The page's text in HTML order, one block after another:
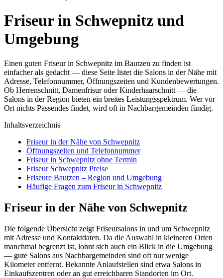
Friseur in Schwepnitz und
Umgebung
Einen guten Friseur in Schwepnitz im Bautzen zu finden ist
einfacher als gedacht — diese Seite listet die Salons in der Nähe mit
Adresse, Telefonnummer, Öffnungszeiten und Kundenbewertungen.
Ob Herrenschnitt, Damenfrisur oder Kinderhaarschnitt — die
Salons in der Region bieten ein breites Leistungsspektrum. Wer vor
Ort nichts Passendes findet, wird oft in Nachbargemeinden fündig.
Inhaltsverzeichnis
Friseur in der Nähe von Schwepnitz
Öffnungszeiten und Telefonnummer
Friseur in Schwepnitz ohne Termin
Friseur Schwepnitz Preise
Friseure Bautzen – Region und Umgebung
Häufige Fragen zum Friseur in Schwepnitz
Friseur in der Nähe von Schwepnitz
Die folgende Übersicht zeigt Friseursalons in und um Schwepnitz
mit Adresse und Kontaktdaten. Da die Auswahl in kleineren Orten
manchmal begrenzt ist, lohnt sich auch ein Blick in die Umgebung
— gute Salons aus Nachbargemeinden sind oft nur wenige
Kilometer entfernt. Bekannte Anlaufstellen sind etwa Salons in
Einkaufszentren oder an gut erreichbaren Standorten im Ort.